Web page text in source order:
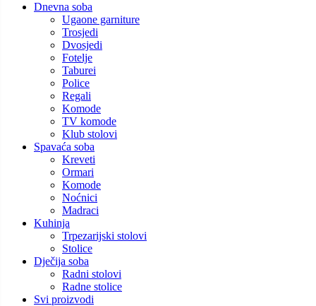
Dnevna soba
Ugaone garniture
Trosjedi
Dvosjedi
Fotelje
Taburei
Police
Regali
Komode
TV komode
Klub stolovi
Spavaća soba
Kreveti
Ormari
Komode
Noćnici
Madraci
Kuhinja
Trpezarijski stolovi
Stolice
Dječija soba
Radni stolovi
Radne stolice
Svi proizvodi